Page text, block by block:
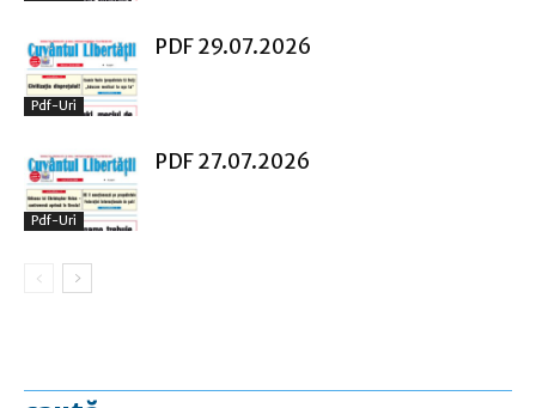
Pdf-Uri
PDF 29.07.2026
Pdf-Uri
PDF 27.07.2026